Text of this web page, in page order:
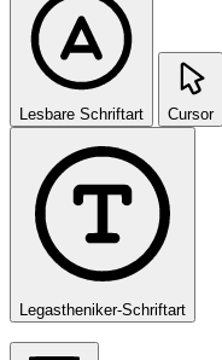
Lesbare Schriftart Cursor
Legastheniker-Schriftart